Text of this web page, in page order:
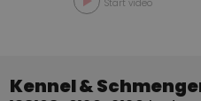
Start video
Kennel &